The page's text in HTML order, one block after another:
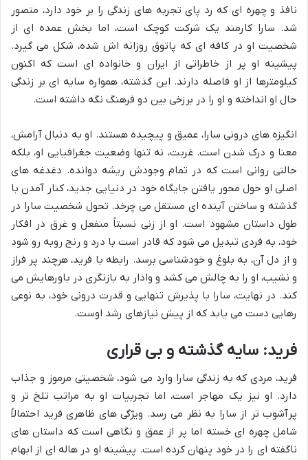
نافذ و چهره ای که رد پای تجربه های زندگی را بر خود دارد، متصور
شد. سارا کارمند یک شرکت کوچک است، اما بخش عمده ای از
شخصیت او در کافه ای که پاتوق روزانه اش شده، شکل می گیرد.
پیشینه او پر از خاطراتی از ایران و خانواده ای است که اکنون
کیلومترها از او فاصله دارند. این گذشته، همواره سایه ای بر زندگی
حال او انداخته و او را در برزخی بین دو فرهنگ نگه داشته است.
انگیزه های درونی سارا، عمیق و پیچیده هستند. او به دنبال آرامش،
معنا و درک شدن است. غربت، نه تنها وضعیت جغرافیایی او، بلکه
حالتی روانی است که در تمام وجودش ریشه دوانده. دغدغه های
اصلی او حول محور یافتن جایگاه خود در دنیایی جدید، کنار آمدن با
گذشته و ساختن آینده ای مستقل می چرخد. تحول شخصیت سارا در
طول داستان مشهود است. او از زنی نسبتاً منفعل و غرق در افکار
خود، به فردی تبدیل می شود که قادر است با درد و رنج روبه رو شود
و از دل آن، به بلوغ و خودشناسی برسد. رابطه با فرید، هرچند پر فراز
و نشیب، او را به چالش می کشد و وادار به بازنگری در باورهایش می
کند. در نهایت، سارا با پذیرش تنهایی و قدرت درونی خود، به نوعی
رهایی دست می یابد که از پیش نیازهای رشد اوست.
فرید: سایه گذشته و بی قراری
فرید، مردی که به زندگی سارا وارد می شود، شخصیتی مرموز و جذاب
دارد. او نیز یک مهاجر است، اما تجربیات او به مراتب تلخ تر و
پرآشوب تر از سارا به نظر می رسد. ویژگی های ظاهری فرید احتمالاً
شامل چهره ای خسته اما پر از عمق و نگاهی است که داستان های
ناگفته ای را در خود پنهان کرده است. پیشینه او در هاله ای از ابهام